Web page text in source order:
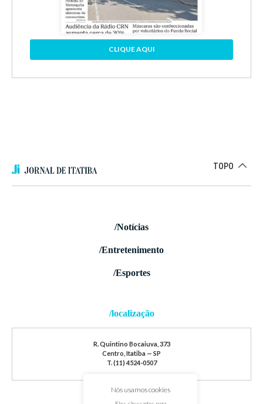
CLIQUE AQUI
TOPO
/Notícias
/Entretenimento
/Esportes
/localização
R. Quintino Bocaiuva, 373
Centro, Itatiba — SP
T. (11) 4524-0507
Nós usamos cookies